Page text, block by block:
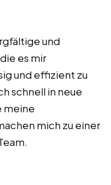
und
es mir
und effizient zu
schnell in neue
meine
mich zu einer